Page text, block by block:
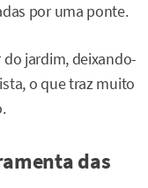
por uma ponte.
jardim, deixando-
o que traz muito
das